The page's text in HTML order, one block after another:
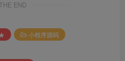
END
小程序源码